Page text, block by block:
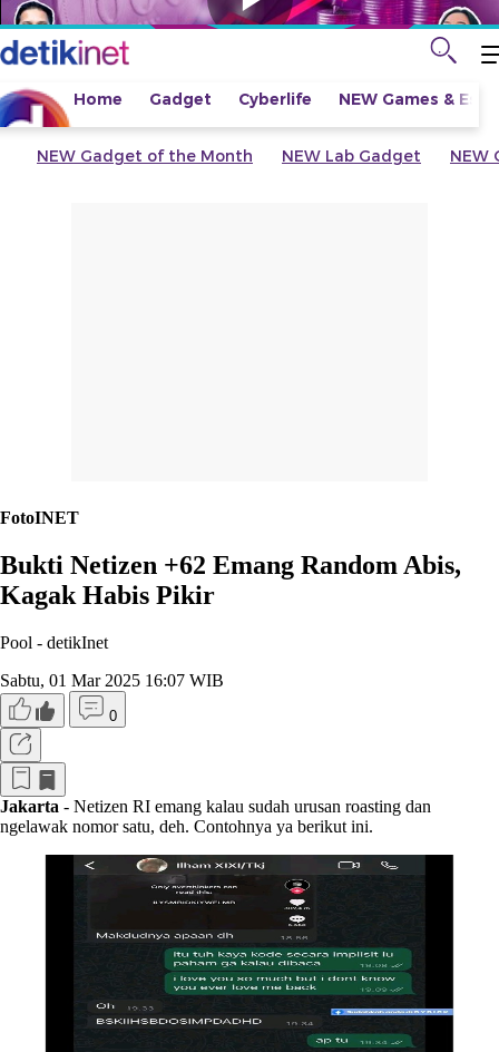
Home Gadget Cyberlife NEW Games &
NEW Gadget of the Month NEW Lab Gadget NEW
FotoINET
Bukti Netizen +62 Emang Random Abis,
Kagak Habis Pikir
Pool - detikInet
Sabtu, 01 Mar 2025 16:07 WIB
0
Jakarta - Netizen RI emang kalau sudah urusan roasting dan
ngelawak nomor satu, deh. Contohnya ya berikut ini.